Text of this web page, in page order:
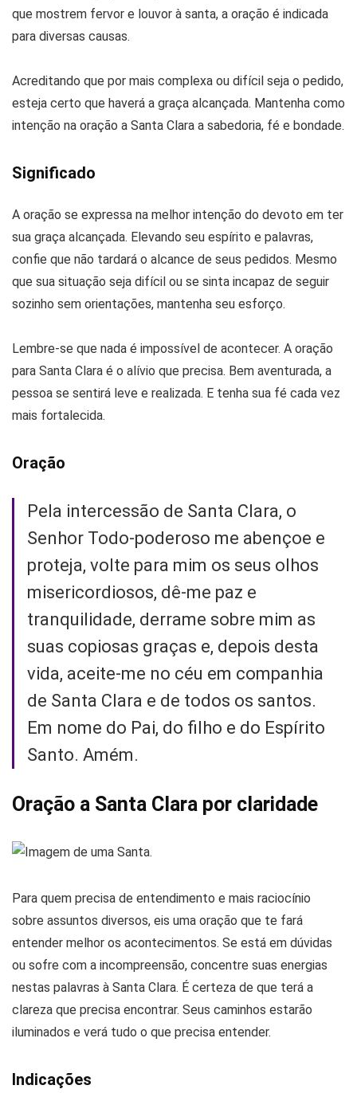
que mostrem fervor e louvor à santa, a oração é indicada
para diversas causas.
Acreditando que por mais complexa ou difícil seja o pedido,
esteja certo que haverá a graça alcançada. Mantenha como
intenção na oração a Santa Clara a sabedoria, fé e bondade.
Significado
A oração se expressa na melhor intenção do devoto em ter
sua graça alcançada. Elevando seu espírito e palavras,
confie que não tardará o alcance de seus pedidos. Mesmo
que sua situação seja difícil ou se sinta incapaz de seguir
sozinho sem orientações, mantenha seu esforço.
Lembre-se que nada é impossível de acontecer. A oração
para Santa Clara é o alívio que precisa. Bem aventurada, a
pessoa se sentirá leve e realizada. E tenha sua fé cada vez
mais fortalecida.
Oração
Pela intercessão de Santa Clara, o
Senhor Todo-poderoso me abençoe e
proteja, volte para mim os seus olhos
misericordiosos, dê-me paz e
tranquilidade, derrame sobre mim as
suas copiosas graças e, depois desta
vida, aceite-me no céu em companhia
de Santa Clara e de todos os santos.
Em nome do Pai, do filho e do Espírito
Santo. Amém.
Oração a Santa Clara por claridade
Para quem precisa de entendimento e mais raciocínio
sobre assuntos diversos, eis uma oração que te fará
entender melhor os acontecimentos. Se está em dúvidas
ou sofre com a incompreensão, concentre suas energias
nestas palavras à Santa Clara. É certeza de que terá a
clareza que precisa encontrar. Seus caminhos estarão
iluminados e verá tudo o que precisa entender.
Indicações